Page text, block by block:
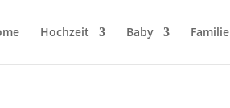
Hochzeit Baby Familie